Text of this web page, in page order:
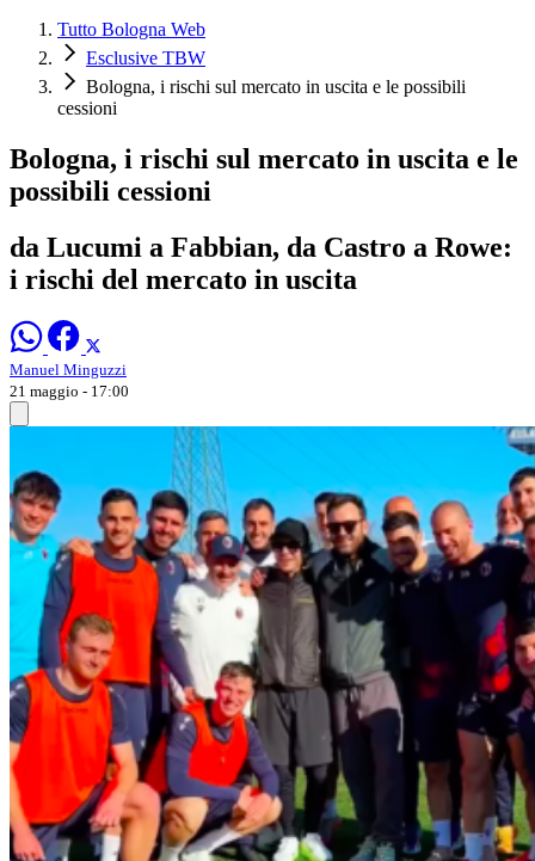
Tutto Bologna Web
Esclusive TBW
Bologna, i rischi sul mercato in uscita e le possibili
cessioni
Bologna, i rischi sul mercato in uscita e le
possibili cessioni
da Lucumi a Fabbian, da Castro a Rowe:
i rischi del mercato in uscita
Manuel Minguzzi
21 maggio - 17:00